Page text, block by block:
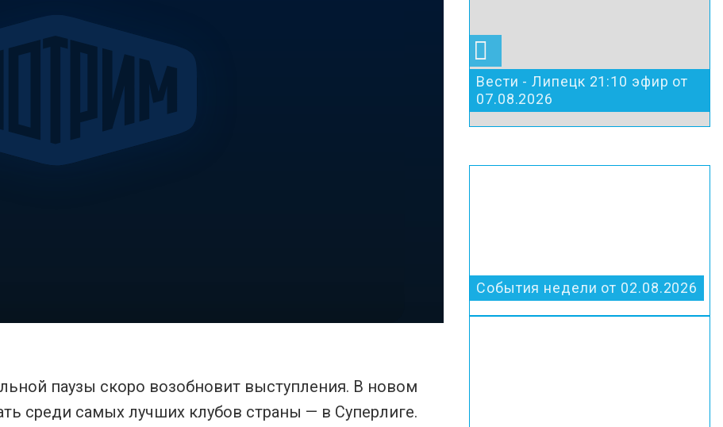
паузы скоро возобновит выступления. В новом
среди самых лучших клубов страны — в Суперлиге.
Вести - Липецк 21:10 эфир от
07.08.2026
События недели от 02.08.2026